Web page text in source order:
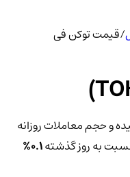
/قیمت توکن فی
و حجم معاملات روزانه
به روز گذشته0.1%